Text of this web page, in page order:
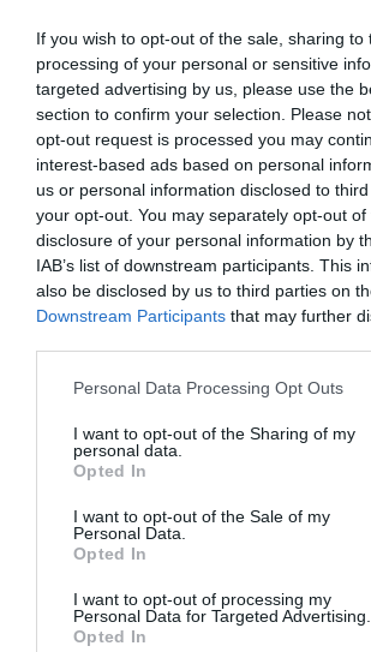
If you wish to opt-out of the sale, sharing to
processing of your personal or sensitive
targeted advertising by us, please use the
section to confirm your selection. Please
opt-out request is processed you may
interest-based ads based on personal
us or personal information disclosed to
your opt-out. You may separately opt-out
disclosure of your personal information by
IAB’s list of downstream participants. This
also be disclosed by us to third parties on
Downstream Participants that may further
Please note that this website/app uses one
not limited to your visit or usage behaviour.
grant or deny consent to Google and its
use your data for below specified purposes
consent section.
Personal Data Processing Opt Outs
I want to opt-out of the Sharing of my
personal data.
Opted In
I want to opt-out of the Sale of my
Personal Data.
Opted In
I want to opt-out of processing my
Personal Data for Targeted Advertising.
Opted In
TAGS:
GREEK
SPACE
TECH
FORUM
ΔΙΑΣΤΗΜΑ ΔΟΡΥΦΟΡΟΣ